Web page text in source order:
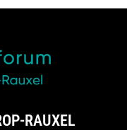
RAUXEL